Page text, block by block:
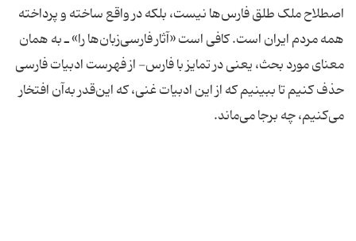
اصطلاح ملک طلق فارس‌ها نیست، بلکه در واقع ساخته و پرداخته
همه مردم ایران است. کافی است «آثار فارسی‌زبان‌ها را» ـ به همان
معنای مورد بحث، یعنی در تمایز با فارس- از فهرست ادبیات فارسی
حذف کنیم تا ببینیم که از این ادبیات غنی، که این‌قدر به‌آن افتخار